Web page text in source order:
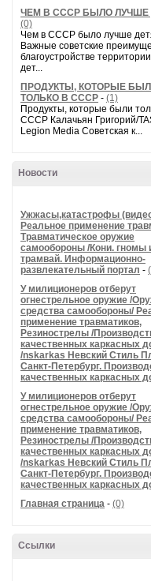
ЧЕМ В СССР БЫЛО ЛУЧШЕ
(0)
Чем в СССР было лучше
Важные советские
благоустройстве
дет...
ПРОДУКТЫ, КОТОРЫЕ
ТОЛЬКО В СССР - (1)
Продукты, которые были
СССР Калачьян Григорий/
Legion Media Советская к...
Новости
Ужжасы,катастрофы
Реальное применение
Травматическое оружие
самообороны /Кони. гномы
трамвай. Информационно-
развлекательный портал -
У милиционеров отберут
огнестрельное оружие /
средства самообороны/
применение травматиков,
Резинострелы /
качественных каркасных
/nskarkas Невский Стиль
Санкт-Петербург.
качественных каркасных
У милиционеров отберут
огнестрельное оружие /
средства самообороны/
применение травматиков,
Резинострелы /
качественных каркасных
/nskarkas Невский Стиль
Санкт-Петербург.
качественных каркасных
Главная страница - (0)
Ссылки